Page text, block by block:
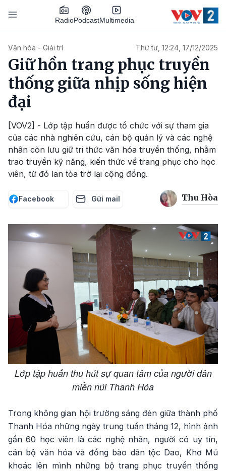
Nhảy đến nội dung
RadioPodcastMultimedia
Văn hóa - Giải trí Thứ tư, 12:24, 17/12/2025
Giữ hồn trang phục truyền
thống giữa nhịp sống hiện
đại
[VOV2] - Lớp tập huấn được tổ chức với sự tham gia
của các nhà nghiên cứu, cán bộ quản lý và các nghệ
nhân còn lưu giữ tri thức văn hóa truyền thống, nhằm
trao truyền kỹ năng, kiến thức về trang phục cho học
viên, từ đó lan tỏa trở lại cộng đồng.
Facebook Gửi mail Thu Hòa
Lớp tập huấn thu hút sự quan tâm của người dân
miền núi Thanh Hóa
Trong không gian hội trường sáng đèn giữa thành phố
Thanh Hóa những ngày trung tuần tháng 12, hình ảnh
gần 60 học viên là các nghệ nhân, người có uy tín,
cán bộ văn hóa và đồng bào dân tộc Dao, Khơ Mú
khoác lên mình những bộ trang phục truyền thống